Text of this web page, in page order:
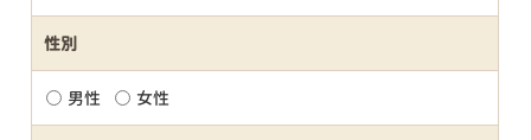
性別
男性 女性